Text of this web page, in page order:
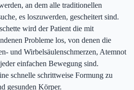
an dem alle traditionellen
es loszuwerden, gescheitert sind.
wird der Patient die mit
Probleme los, von denen die
und Wirbelsäulenschmerzen, Atemnot
einfachen Bewegung sind.
schnelle schrittweise Formung zu
gesunden Körper.